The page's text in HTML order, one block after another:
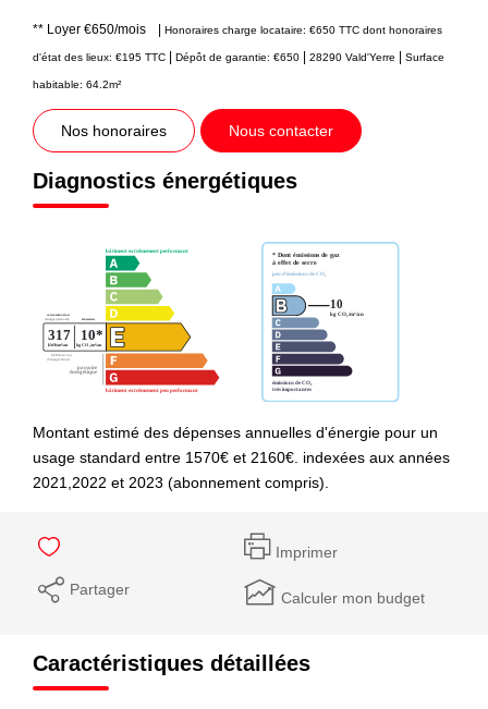
** Loyer €650/mois | Honoraires charge locataire: €650 TTC dont honoraires
d'état des lieux: €195 TTC | Dépôt de garantie: €650 | 28290 Vald'Yerre | Surface
habitable: 64.2m²
Nos honoraires Nous contacter
Diagnostics énergétiques
Montant estimé des dépenses annuelles d'énergie pour un
usage standard entre 1570€ et 2160€. indexées aux années
2021,2022 et 2023 (abonnement compris).
Imprimer
Partager Calculer mon budget
Caractéristiques détaillées